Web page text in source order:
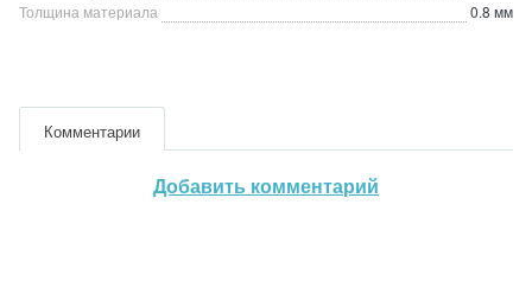
Толщина материала
0.8 мм
Комментарии
Добавить комментарий